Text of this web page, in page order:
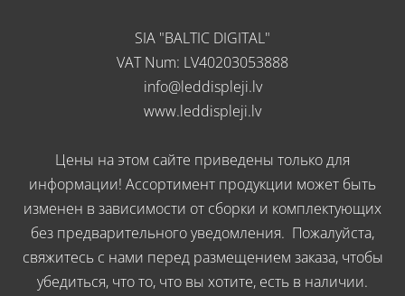
SIA "BALTIC DIGITAL"
VAT Num: LV40203053888
info@leddispleji.lv
www.leddispleji.lv
Цены на этом сайте приведены только для
информации! Ассортимент продукции может быть
изменен в зависимости от сборки и комплектующих
без предварительного уведомления. Пожалуйста,
свяжитесь с нами перед размещением заказа, чтобы
убедиться, что то, что вы хотите, есть в наличии.